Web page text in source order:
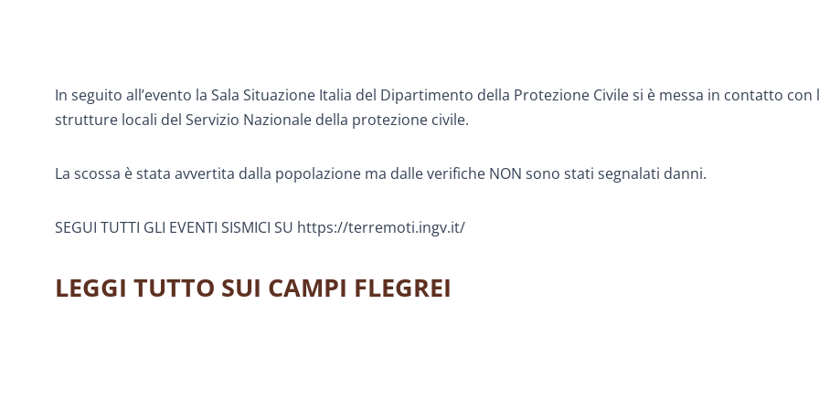
In seguito all’evento la Sala Situazione Italia del Dipartimento della Protezione Civile si è messa in contatto con
strutture locali del Servizio Nazionale della protezione civile.
La scossa è stata avvertita dalla popolazione ma dalle verifiche NON sono stati segnalati danni.
SEGUI TUTTI GLI EVENTI SISMICI SU https://terremoti.ingv.it/
LEGGI TUTTO SUI CAMPI FLEGREI